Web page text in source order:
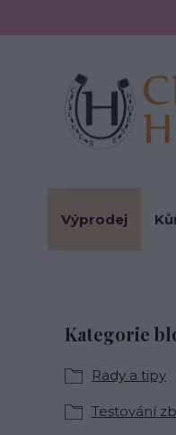
Výprodej
Kategorie
Rady a tipy
Testování